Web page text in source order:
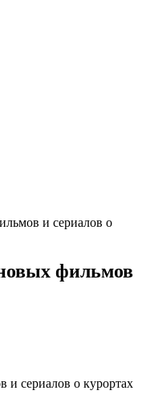
и сериалов о
фильмов
сериалов о курортах